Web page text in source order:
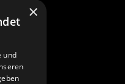
×
und